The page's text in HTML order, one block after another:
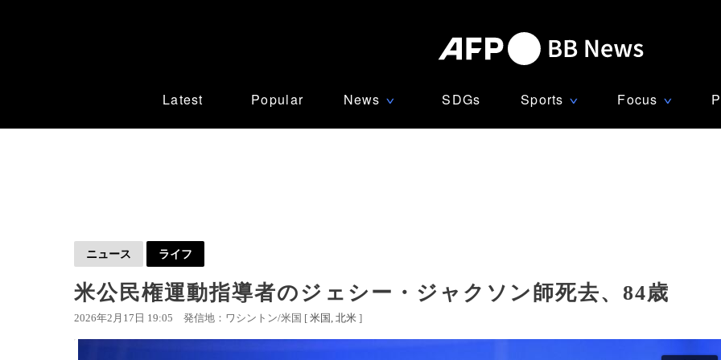
Latest Popular News ∨ SDGs Sports ∨ Focus ∨
ニュース ライフ
米公民権運動指導者のジェシー・ジャクソン師死去、84歳
2026年2月17日 19:05 発信地：ワシントン/米国 [ 米国 北米 ]